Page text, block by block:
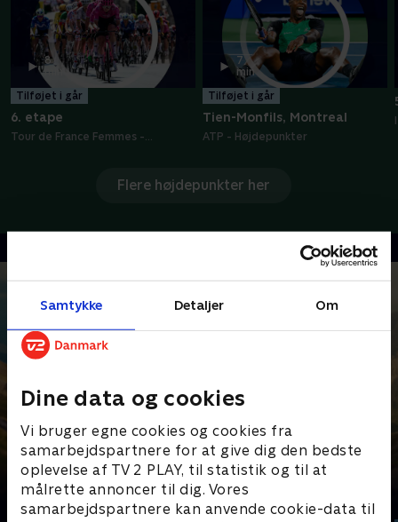
Samtykke Detaljer Om
Dine data og cookies
Vi bruger egne cookies og cookies fra
samarbejdspartnere for at give dig den bedste
oplevelse af TV 2 PLAY, til statistik og til at
målrette annoncer til dig. Vores
samarbejdspartnere kan anvende cookie-data til
8
min
Tilføjet i går
6. etape
Tour de France Femmes -
7
min
Tilføjet i går
Tien-Monfils, Montreal
ATP - Højdepunkter
Flere højdepunkter her
Senest tilføjet